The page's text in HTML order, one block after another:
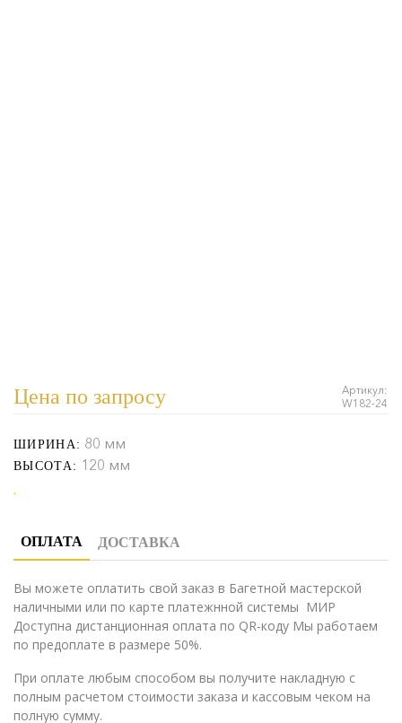
Цена по запросу
Артикул:
W182-24
ШИРИНА: 80 мм
ВЫСОТА: 120 мм
ОПЛАТА ДОСТАВКА
Вы можете оплатить свой заказ в Багетной мастерской
наличными или по карте платежнной системы МИР
Доступна дистанционная оплата по QR-коду Мы работаем
по предоплате в размере 50%.
При оплате любым способом вы получите накладную с
полным расчетом стоимости заказа и кассовым чеком на
полную сумму.